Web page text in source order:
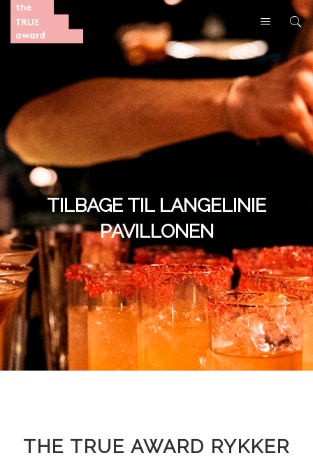
TILBAGE TIL LANGELINIE
PAVILLONEN
THE TRUE AWARD RYKKER